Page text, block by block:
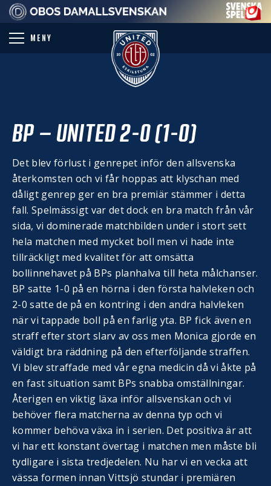
MENY
PARTNER
BP – UNITED 2-0 (1-0)
Det blev förlust i genrepet inför den allsvenska
återkomsten och vi får hoppas att klyschan med
dåligt genrep ger en bra premiär stämmer i detta
fall. Spelmässigt var det dock en bra match från vår
sida, vi dominerade matchbilden under i stort sett
hela matchen med mycket boll men vi hade inte
tillräckligt med kvalitet för att omsätta
bollinnehavet på BPs planhalva till heta målchanser.
BP satte 1-0 på en hörna i den första halvleken och
2-0 satte de på en kontring i den andra halvleken
när vi tappade boll på en farlig yta. BP fick även en
straff efter stort slarv av oss men Monica gjorde en
väldigt bra räddning på den efterföljande straffen.
Vi blev straffade med vår egna medicin då vi åkte på
en fast situation samt BPs snabba omställningar.
Återigen en viktig läxa inför allsvenskan och vi
behöver flera matcherna av denna typ och vi
kommer behöva växa in i serien. Det positiva är att
vi har ett konstant övertag i matchen men måste bli
tydligare i sista tredjedelen. Nu har vi en vecka att
vässa formen innan Vittsjö stundar i premiären